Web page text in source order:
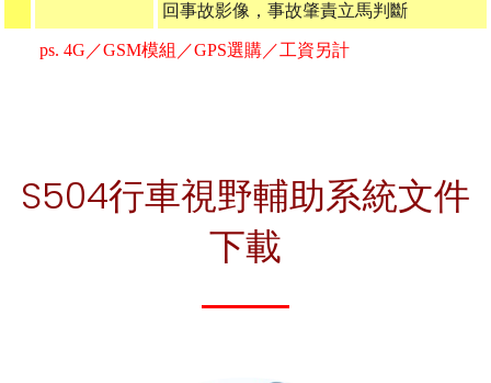
回事故影像，事故肇責立馬判斷
ps. 4G／GSM模組／GPS選購／工資另計
S504行車視野輔助系統文件
下載